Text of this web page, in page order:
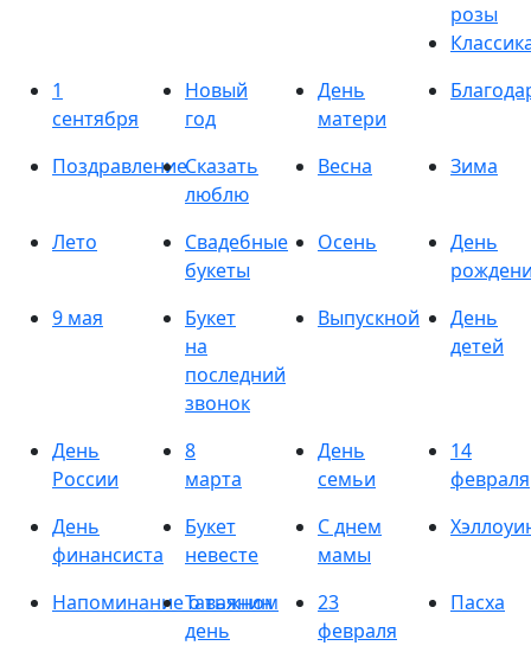
розы
1
сентября
Новый
год
День
матери
ПоздравлениеСказать
люблю
Весна Зима
Лето
Свадебные
букеты
Осень
День
9 мая
Букет
на
последний
звонок
Выпускной
День
детей
День
России
8
марта
День
семьи
14
февраля
День
финансиста
Букет
невесте
С днем
мамы
Напоминание о важном
Татьянин
день
23
февраля
Пасха